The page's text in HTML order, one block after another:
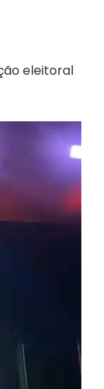
eleitoral